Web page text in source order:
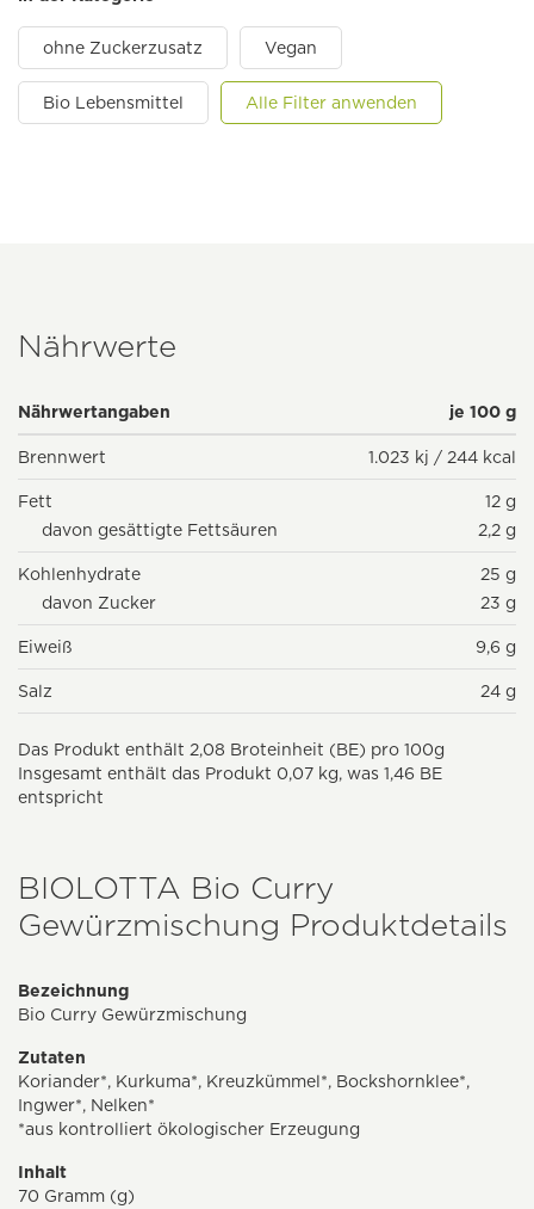
ohne Zuckerzusatz Vegan
Bio Lebensmittel Alle Filter anwenden
Nährwerte
Nährwertangaben je 100 g
Brennwert 1.023 kj / 244 kcal
Fett
12 g
davon gesättigte Fettsäuren
2,2 g
Kohlenhydrate
25 g
davon Zucker
23 g
Eiweiß 9,6 g
Salz 24 g
Das Produkt enthält 2,08 Broteinheit (BE) pro 100g
Insgesamt enthält das Produkt 0,07 kg, was 1,46 BE
entspricht
BIOLOTTA Bio Curry
Gewürzmischung Produktdetails
Bezeichnung
Bio Curry Gewürzmischung
Zutaten
Koriander*, Kurkuma*, Kreuzkümmel*, Bockshornklee*,
Ingwer*, Nelken*
*aus kontrolliert ökologischer Erzeugung
Inhalt
70 Gramm (g)